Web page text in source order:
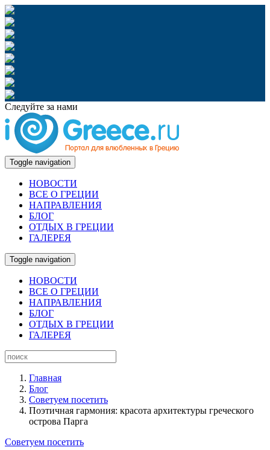
Следуйте за нами
Toggle navigation
НОВОСТИ
ВСЕ О ГРЕЦИИ
НАПРАВЛЕНИЯ
БЛОГ
ОТДЫХ В ГРЕЦИИ
ГАЛЕРЕЯ
Toggle navigation
НОВОСТИ
ВСЕ О ГРЕЦИИ
НАПРАВЛЕНИЯ
БЛОГ
ОТДЫХ В ГРЕЦИИ
ГАЛЕРЕЯ
Главная
Блог
Советуем посетить
Поэтичная гармония: красота архитектуры греческого
острова Парга
Советуем посетить